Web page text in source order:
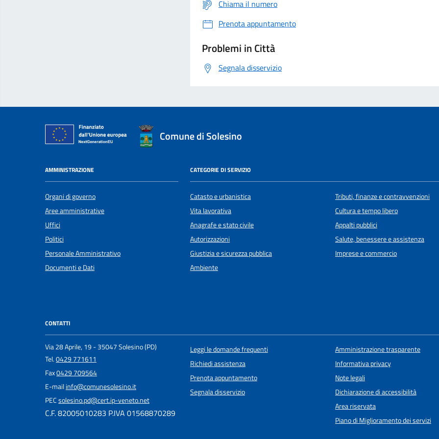
Chiama il numero
Prenota appuntamento
Problemi in Città
Segnala disservizio
Comune di Solesino
AMMINISTRAZIONE
Organi di governo
Aree amministrative
Uffici
Politici
Personale Amministrativo
Documenti e Dati
CATEGORIE DI SERVIZIO
Catasto e urbanistica
Vita lavorativa
Anagrafe e stato civile
Autorizzazioni
Giustizia e sicurezza pubblica
Ambiente
Tributi, finanze e contravvenzioni
Cultura e tempo libero
Appalti pubblici
Salute, benessere e assistenza
Imprese e commercio
CONTATTI
Via 28 Aprile, 19 - 35047 Solesino (PD)
Tel.0429 771611
Fax0429 709564
E-mailinfo@comunesolesino.it
PECsolesino.pd@cert.ip-veneto.net
C.F. 82005010283 P.IVA 01568870289
Leggi le domande frequenti
Richiedi assistenza
Prenota appuntamento
Segnala disservizio
Amministrazione trasparente
Informativa privacy
Note legali
Dichiarazione di accessibilità
Area riservata
Piano di Miglioramento dei servizi